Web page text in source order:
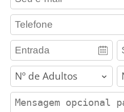
contact_phone
adults
contact_message